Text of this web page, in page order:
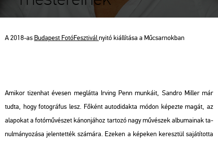
A 2018-as Bu­da­pest Fo­tó­Fesz­ti­válnyitó ki­ál­lí­tá­sa a Mű­csar­nok­ban
Ami­kor ti­zen­hat éve­sen meg­lát­ta Ir­ving Penn mun­ká­it, Sand­ro Mil­ler már
tudta, hogy fo­tog­rá­fus lesz. Fő­ként au­to­di­dak­ta módon ké­pez­te magát, az
ala­po­kat a fo­tó­mű­vé­szet ká­non­já­hoz tar­to­zó nagy mű­vé­szek al­bu­ma­i­nak ta­
nul­má­nyo­zá­sa je­len­tet­ték szá­má­ra. Eze­ken a ké­pe­ken ke­resz­tül sa­já­tí­tot­ta